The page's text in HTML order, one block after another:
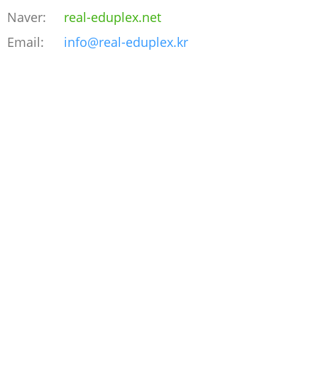
Naver:
real-eduplex.net
Email:
info@real-eduplex.kr